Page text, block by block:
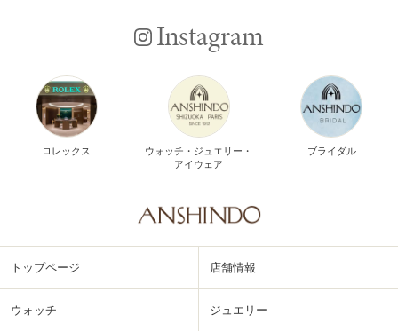
Instagram
ロレックス
ウォッチ・ジュエリー・
アイウェア
ブライダル
トップページ 店舗情報
ウォッチ ジュエリー